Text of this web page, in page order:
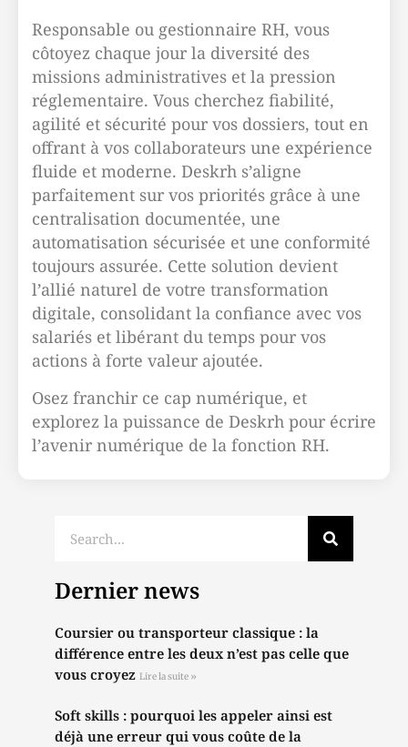
Responsable ou gestionnaire RH, vous
côtoyez chaque jour la diversité des
missions administratives et la pression
réglementaire. Vous cherchez fiabilité,
agilité et sécurité pour vos dossiers, tout en
offrant à vos collaborateurs une expérience
fluide et moderne. Deskrh s’aligne
parfaitement sur vos priorités grâce à une
centralisation documentée, une
automatisation sécurisée et une conformité
toujours assurée. Cette solution devient
l’allié naturel de votre transformation
digitale, consolidant la confiance avec vos
salariés et libérant du temps pour vos
actions à forte valeur ajoutée.
Osez franchir ce cap numérique, et
explorez la puissance de Deskrh pour écrire
l’avenir numérique de la fonction RH.
Dernier news
Coursier ou transporteur classique : la
différence entre les deux n’est pas celle que
vous croyez Lire la suite »
Soft skills : pourquoi les appeler ainsi est
déjà une erreur qui vous coûte de la